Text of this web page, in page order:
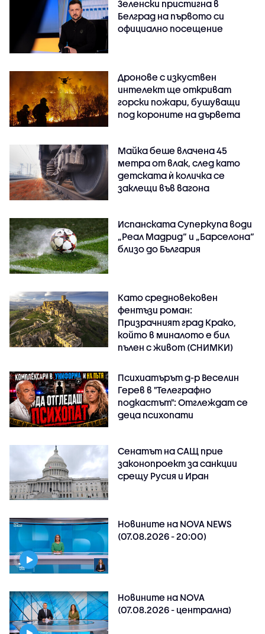
Зеленски пристигна в
Белград на първото си
официално посещение
Дронове с изкуствен
интелект ще откриват
горски пожари, бушуващи
под короните на дървета
Майка беше влачена 45
метра от влак, след като
детската ѝ количка се
заклещи във вагона
Испанската Суперкупа води
„Реал Мадрид“ и „Барселона“
близо до България
Като средновековен
фентъзи роман:
Призрачният град Крако,
който в миналото е бил
пълен с живот (СНИМКИ)
Психиатърът д-р Веселин
Герев в "Телеграфно
подкастът": Отглеждат се
деца психопати
Сенатът на САЩ прие
законопроект за санкции
срещу Русия и Иран
Новините на NOVA NEWS
(07.08.2026 - 20:00)
Новините на NOVA
(07.08.2026 - централна)